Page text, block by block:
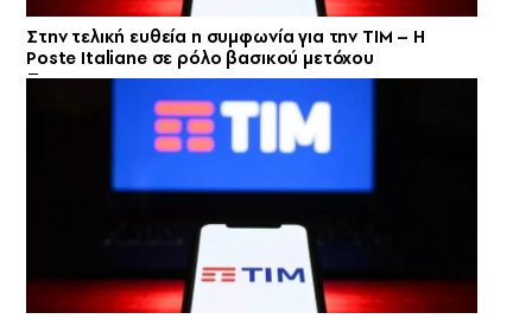
Στην τελική ευθεία η συμφωνία για την TIM – Η
Poste Italiane σε ρόλο βασικού μετόχου